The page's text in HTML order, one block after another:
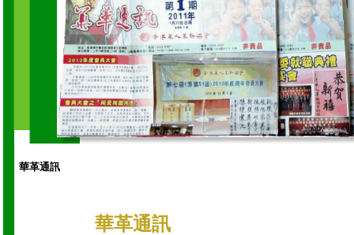
華革通訊
華革通訊